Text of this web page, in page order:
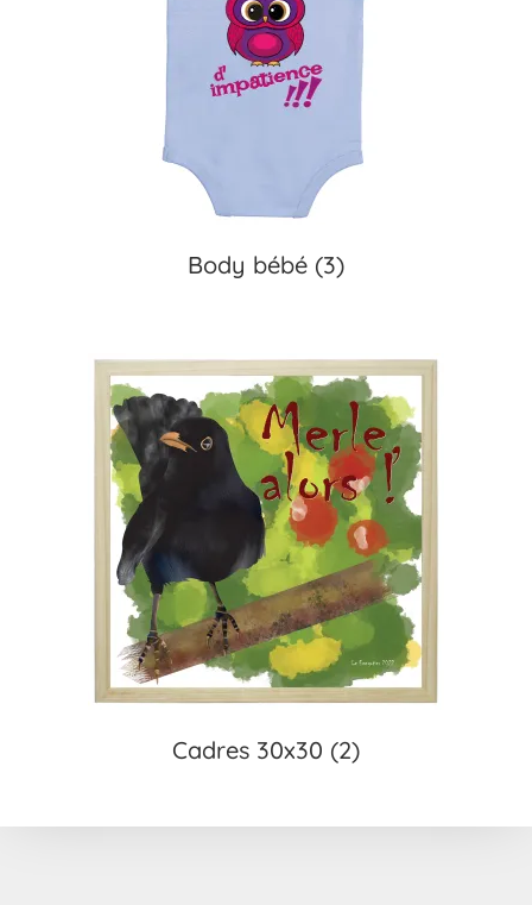
Body bébé (3)
Cadres 30x30 (2)